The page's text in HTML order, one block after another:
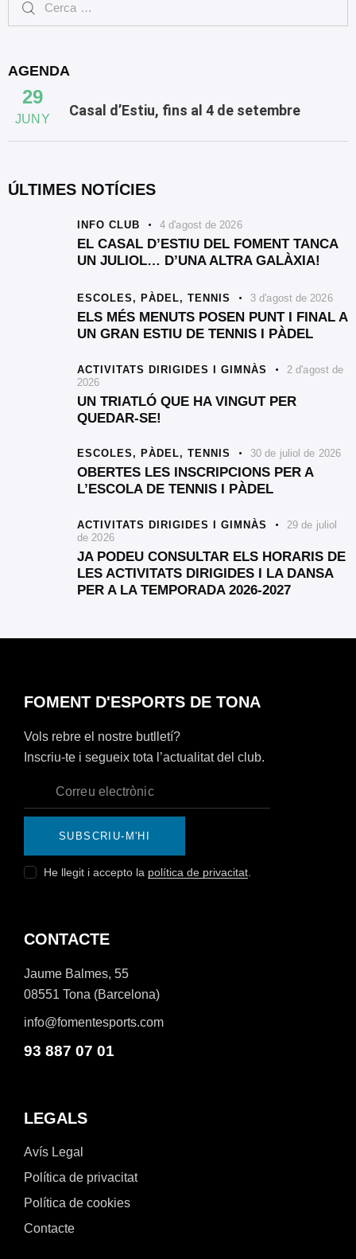
AGENDA
29
JUNY
Casal d’Estiu, fins al 4 de setembre
ÚLTIMES NOTÍCIES
INFO CLUB 4 d'agost de 2026
EL CASAL D’ESTIU DEL FOMENT TANCA
UN JULIOL… D’UNA ALTRA GALÀXIA!
ESCOLES, PÀDEL, TENNIS 3 d'agost de 2026
ELS MÉS MENUTS POSEN PUNT I FINAL A
UN GRAN ESTIU DE TENNIS I PÀDEL
ACTIVITATS DIRIGIDES I GIMNÀS
2 d'agost de
2026
UN TRIATLÓ QUE HA VINGUT PER
QUEDAR-SE!
ESCOLES, PÀDEL, TENNIS 30 de juliol de 2026
OBERTES LES INSCRIPCIONS PER A
L’ESCOLA DE TENNIS I PÀDEL
ACTIVITATS DIRIGIDES I GIMNÀS
29 de juliol
de 2026
JA PODEU CONSULTAR ELS HORARIS DE
LES ACTIVITATS DIRIGIDES I LA DANSA
PER A LA TEMPORADA 2026-2027
FOMENT D'ESPORTS DE TONA
Vols rebre el nostre butlletí?
Inscriu-te i segueix tota l’actualitat del club.
SUBSCRIU-M'HI
He llegit i accepto la política de privacitat
CONTACTE
Jaume Balmes, 55
08551 Tona (Barcelona)
info@fomentesports.com
93 887 07 01
LEGALS
Avís Legal
Política de privacitat
Política de cookies
Contacte